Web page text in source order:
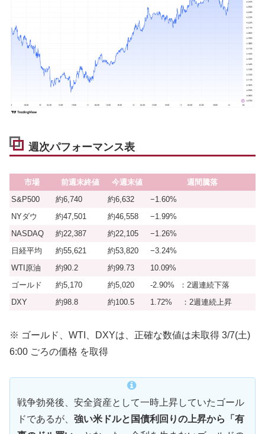
週次パフォーマンス表
市場 前週末終値 今週末値
週間騰落
S&P500
約6,740 約6,632
−1.60%
NYダウ
約47,501 約46,558
−1.99%
NASDAQ
約22,387 約22,105
−1.26%
日経平均
約55,621 約53,820
−3.24%
WTI原油
約90.2 約99.73
10.09%
ゴールド
約5,170 約5,020
-2.90% ：2週連続下落
DXY
約98.8 約100.5 1.72% ：2週連続上昇
※ ゴールド、WTI、DXYは、正確な数値は未取得 3/7(土)
6:00 ごろの価格 を取得
戦争勃発後、安全資産として一時上昇していたゴール
ドであるが、 強い米ドルと国債利回りの上昇から「有